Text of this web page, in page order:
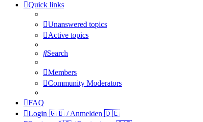
Quick links
Unanswered topics
Active topics
Search
Members
Community Moderators
FAQ
Login 🇬🇧 / Anmelden 🇩🇪